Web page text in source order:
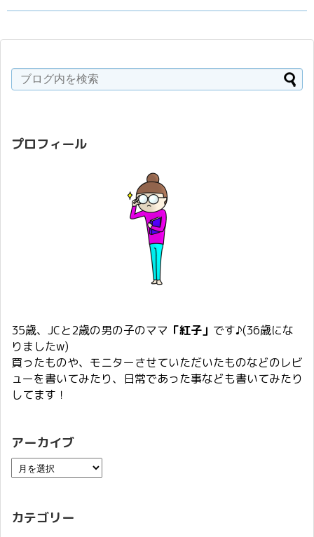
プロフィール
35歳、JCと2歳の男の子のママ 「紅子」 です♪(36歳にな
りましたw)
買ったものや、モニターさせていただいたものなどのレビ
ューを書いてみたり、日常であった事なども書いてみたり
してます！
アーカイブ
カテゴリー